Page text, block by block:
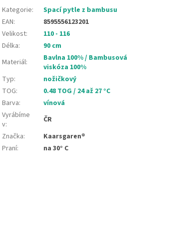
Kategorie:
Spací pytle z bambusu
EAN:
8595556123201
Velikost:
110 - 116
Délka:
90 cm
Materiál:
Bavlna 100% / Bambusová
viskóza 100%
Typ:
nožičkový
TOG:
0.48 TOG / 24 až 27 °C
Barva:
vínová
Vyrábíme
v:
ČR
Značka:
Kaarsgaren®
Praní: na 30° C